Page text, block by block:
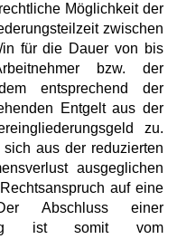
Möglichkeit der
zwischen
in für die Dauer von bis
bzw. der
entsprechend der
Entgelt aus der
zu.
aus der reduzierten
ausgeglichen
auf eine
Der Abschluss einer
ist somit vom